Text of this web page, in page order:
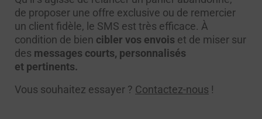
de proposer une offre exclusive ou de remercier
un client fidèle, le SMS est très efficace. À
condition de bien cibler vos envois et de miser sur
des messages courts, personnalisés
et pertinents.
Vous souhaitez essayer ? Contactez-nous !